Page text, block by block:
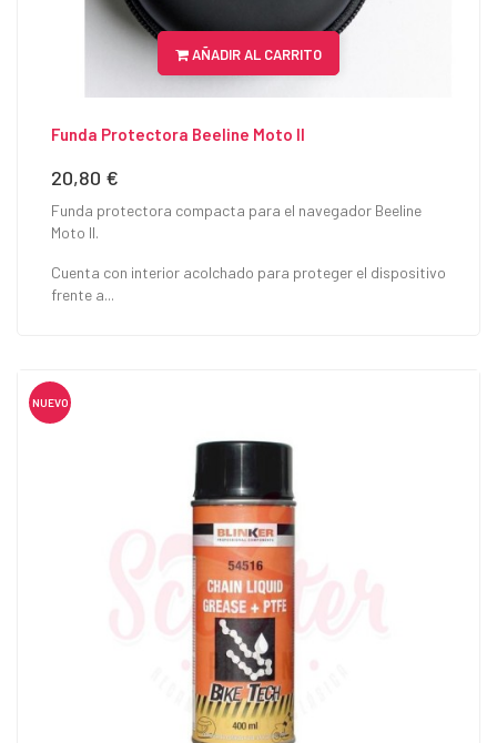
AÑADIR AL CARRITO
Funda Protectora Beeline Moto II
Precio
20,80 €
Funda protectora compacta para el navegador Beeline
Moto II.
Cuenta con interior acolchado para proteger el dispositivo
frente a...
NUEVO